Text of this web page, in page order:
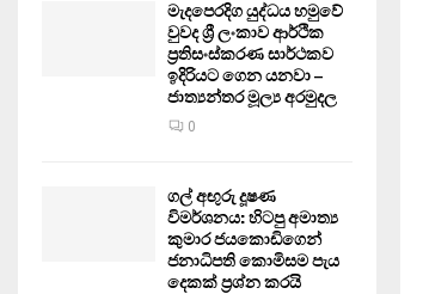
මැදපෙරදිග යුද්ධය හමුවේ
වුවද ශ්‍රී ලංකාව ආර්ථික
ප්‍රතිසංස්කරණ සාර්ථකව
ඉදිරියට ගෙන යනවා –
ජාත්‍යන්තර මූල්‍ය අරමුදල
0
ගල් අඟුරු දූෂණ
විමර්ශනය: හිටපු අමාත්‍ය
කුමාර ජයකොඩිගෙන්
ජනාධිපති කොමිසම පැය
දෙකක් ප්‍රශ්න කරයි